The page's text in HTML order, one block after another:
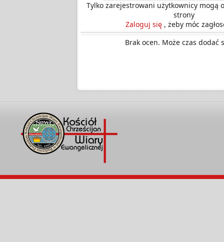
Tylko zarejestrowani użytkownicy mogą
strony
Zaloguj się , żeby móc
Brak ocen. Może czas dodać